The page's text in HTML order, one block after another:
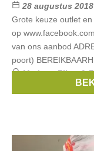
28 augustus
Grote keuze outlet
op
van ons aanbod
poort)
Merken:Filou &
Bellerose, ...